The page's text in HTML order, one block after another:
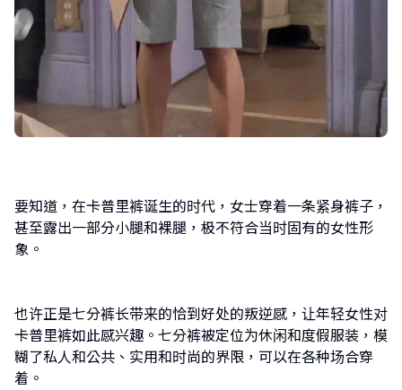
要知道，在卡普里裤诞生的时代，女士穿着一条紧身裤子，
甚至露出一部分小腿和裸腿，极不符合当时固有的女性形
象。
也许正是七分裤长带来的恰到好处的叛逆感，让年轻女性对
卡普里裤如此感兴趣。七分裤被定位为休闲和度假服装，模
糊了私人和公共、实用和时尚的界限，可以在各种场合穿
着。